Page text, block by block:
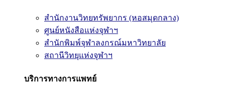
สำนักงานวิทยทรัพยากร (หอสมุดกลาง)
ศูนย์หนังสือแห่งจุฬาฯ
สำนักพิมพ์จุฬาลงกรณ์มหาวิทยาลัย
สถานีวิทยุแห่งจุฬาฯ
บริการทางการแพทย์